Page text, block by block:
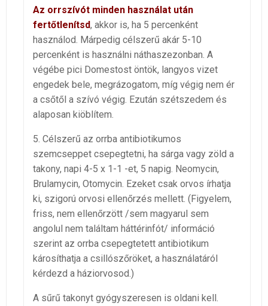
Az orrszívót minden használat után
fertőtlenítsd, akkor is, ha 5 percenként
használod. Márpedig célszerű akár 5-10
percenként is használni náthaszezonban. A
végébe pici Domestost öntök, langyos vizet
engedek bele, megrázogatom, míg végig nem ér
a csőtől a szívó végig. Ezután szétszedem és
alaposan kiöblítem.
5. Célszerű az orrba antibiotikumos
szemcseppet csepegtetni, ha sárga vagy zöld a
takony, napi 4-5 x 1-1 -et, 5 napig. Neomycin,
Brulamycin, Otomycin. Ezeket csak orvos írhatja
ki, szigorú orvosi ellenőrzés mellett. (Figyelem,
friss, nem ellenőrzött /sem magyarul sem
angolul nem találtam háttérinfót/ információ
szerint az orrba csepegtetett antibiotikum
károsíthatja a csillószőröket, a használatáról
kérdezd a háziorvosod.)
A sűrű takonyt gyógyszeresen is oldani kell.